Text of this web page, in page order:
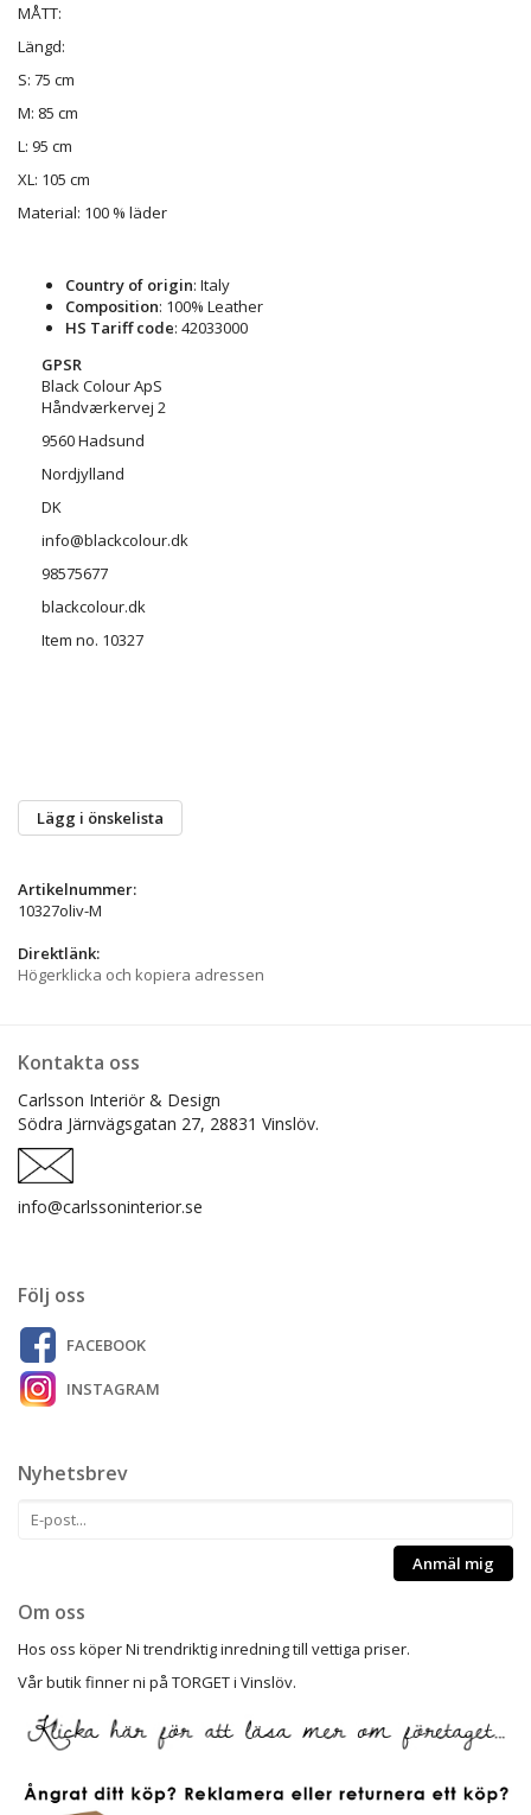
MÅTT:
Längd:
S: 75 cm
M: 85 cm
L: 95 cm
XL: 105 cm
Material: 100 % läder
Country of origin: Italy
Composition: 100% Leather
HS Tariff code: 42033000
GPSR
Black Colour ApS
Håndværkervej 2
9560 Hadsund
Nordjylland
DK
info@blackcolour.dk
98575677
blackcolour.dk
Item no. 10327
Lägg i önskelista
Artikelnummer:
10327oliv-M
Direktlänk:
Högerklicka och kopiera adressen
Kontakta oss
Carlsson Interiör & Design
Södra Järnvägsgatan 27, 28831 Vinslöv.
info@carlssoninterior.se
Följ oss
FACEBOOK
INSTAGRAM
Nyhetsbrev
Anmäl mig
Om oss
Hos oss köper Ni trendriktig inredning till vettiga priser.
Vår butik finner ni på TORGET i Vinslöv.